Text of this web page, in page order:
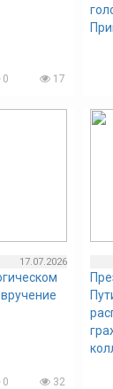
0 17
17.07.2026
0 32